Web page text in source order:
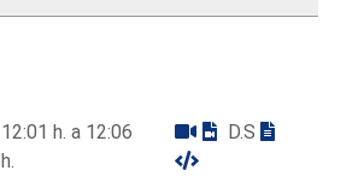
12:01 h. a 12:06
h.
D.S